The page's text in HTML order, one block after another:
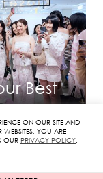
Best
ON OUR SITE AND
YOU ARE
OUR PRIVACY POLICY.